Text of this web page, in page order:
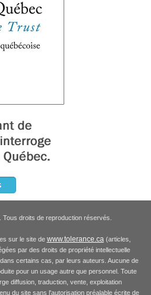
droits de reproduction réservés.
sur le site de www.tolerance.ca (articles,
par des droits de propriété intellectuelle
certains cas, par leurs auteurs. Aucune de
pour un usage autre que personnel. Toute
diffusion, traduction, vente, exploitation
du site sans l'autorisation préalable écrite de